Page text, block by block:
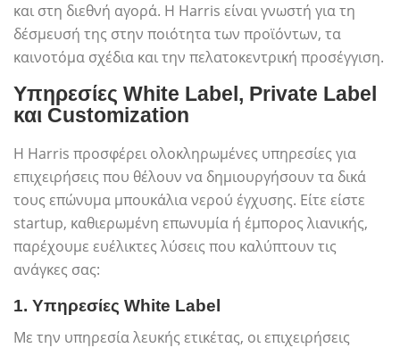
και στη διεθνή αγορά. Η Harris είναι γνωστή για τη
δέσμευσή της στην ποιότητα των προϊόντων, τα
καινοτόμα σχέδια και την πελατοκεντρική προσέγγιση.
Υπηρεσίες White Label, Private Label
και Customization
Η Harris προσφέρει ολοκληρωμένες υπηρεσίες για
επιχειρήσεις που θέλουν να δημιουργήσουν τα δικά
τους επώνυμα μπουκάλια νερού έγχυσης. Είτε είστε
startup, καθιερωμένη επωνυμία ή έμπορος λιανικής,
παρέχουμε ευέλικτες λύσεις που καλύπτουν τις
ανάγκες σας:
1. Υπηρεσίες White Label
Με την υπηρεσία λευκής ετικέτας, οι επιχειρήσεις